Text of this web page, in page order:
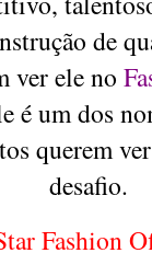
de
ver ele no
é um dos
querem
desafio.
Fashion